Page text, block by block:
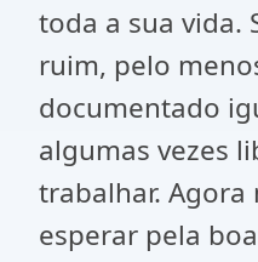
toda a sua vida.
ruim, pelo
documentado
algumas vezes
trabalhar. Agora
esperar pela